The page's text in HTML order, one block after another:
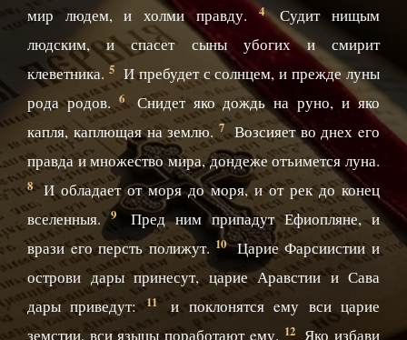
мир людем, и холми правду.4 Судит нищым
людским, и спасет сыны убогих и смирит
клеветника. 5 И пребудет с солнцем, и прежде луны
рода родов.6 Снидет яко дождь на руно, и яко
капля, каплющая на землю. 7 Возсияет во днех eго
правда и множество мира, дондеже отъимется луна.
8 И обладает от моря до моря, и от рек до конец
вселенныя.9
Пред ним припадут Ефиопляне, и
врази eго персть полижут. 10 Царие Фарсиистии и
острови дары принесут, царие Аравстии и Сава
дары приведут:
11
и поклонятся eму вси царие
земстии, вси языцы поработают eму. 12 Яко избави